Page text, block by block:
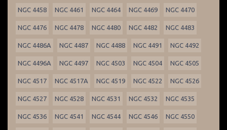
NGC 4458 NGC 4461 NGC 4464 NGC 4469 NGC 4470
NGC 4476 NGC 4478 NGC 4480 NGC 4482 NGC 4483
NGC 4486A NGC 4487 NGC 4488 NGC 4491 NGC 4492
NGC 4496A NGC 4497 NGC 4503 NGC 4504 NGC 4505
NGC 4517 NGC 4517A NGC 4519 NGC 4522 NGC 4526
NGC 4527 NGC 4528 NGC 4531 NGC 4532 NGC 4535
NGC 4536 NGC 4541 NGC 4544 NGC 4546 NGC 4550